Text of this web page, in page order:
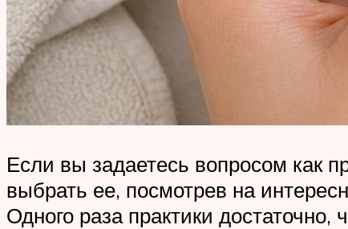
Если вы задаетесь вопросом как
выбрать ее, посмотрев на
Одного раза практики